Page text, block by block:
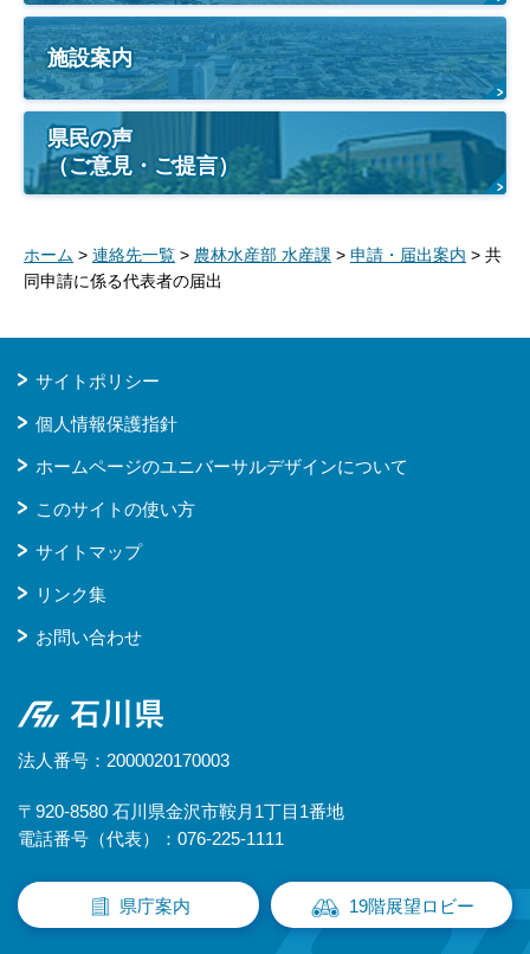
施設案内
県民の声
（ご意見・ご提言）
ホーム > 連絡先一覧 > 農林水産部 水産課 > 申請・届出案内 > 共
同申請に係る代表者の届出
サイトポリシー
個人情報保護指針
ホームページのユニバーサルデザインについて
このサイトの使い方
サイトマップ
リンク集
お問い合わせ
石川県
法人番号：2000020170003
〒920-8580 石川県金沢市鞍月1丁目1番地
電話番号（代表）：076-225-1111
県庁案内 19階展望ロビー